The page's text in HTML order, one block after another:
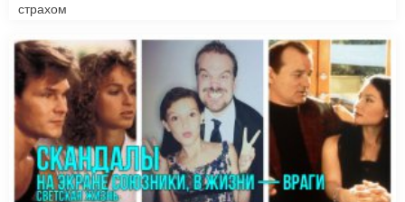
страхом